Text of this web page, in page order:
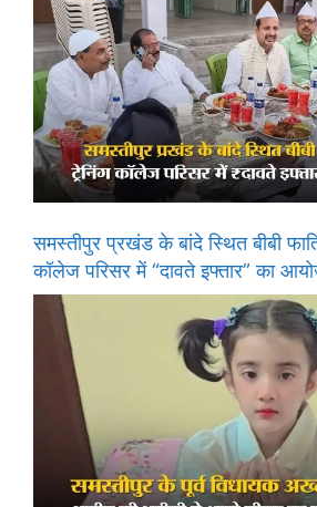
समस्तीपुर प्रखंड के बांदे स्थित बीबी
कॉलेज परिसर में “दावते इफ्तार” का